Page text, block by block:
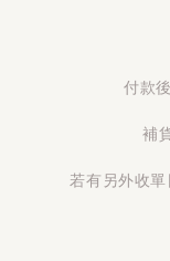
付款
補
若有另外收